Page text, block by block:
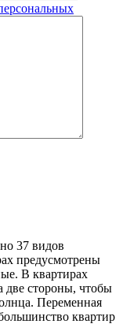
37 видов
предусмотрены
В квартирах
две стороны, чтобы
Переменная
квартир